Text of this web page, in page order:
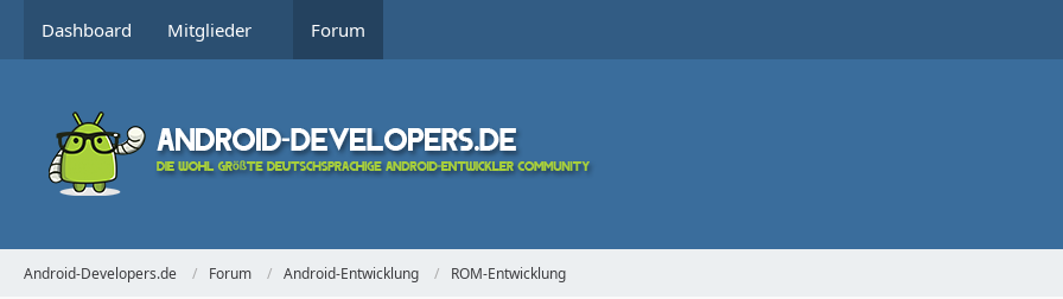
Dashboard Mitglieder Forum
Android-Developers.de Forum Android-Entwicklung ROM-Entwicklung